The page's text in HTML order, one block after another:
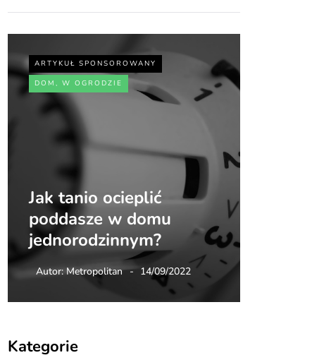
ARTYKUŁ SPONSOROWANY
DOM, W OGRODZIE
Jak tanio ocieplić
poddasze w domu
jednorodzinnym?
Autor: Metropolitan 14/09/2022
Kategorie